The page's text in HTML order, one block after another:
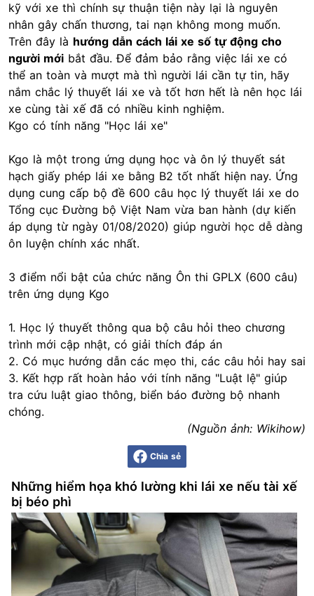
kỹ với xe thì chính sự thuận tiện này lại là nguyên
nhân gây chấn thương, tai nạn không mong muốn.
Trên đây là hướng dẫn cách lái xe số tự động cho
người mới bắt đầu. Để đảm bảo rằng việc lái xe có
thể an toàn và mượt mà thì người lái cần tự tin, hãy
nắm chắc lý thuyết lái xe và tốt hơn hết là nên học lái
xe cùng tài xế đã có nhiều kinh nghiệm.
Kgo có tính năng "Học lái xe"
Kgo là một trong ứng dụng học và ôn lý thuyết sát
hạch giấy phép lái xe bằng B2 tốt nhất hiện nay. Ứng
dụng cung cấp bộ đề 600 câu học lý thuyết lái xe do
Tổng cục Đường bộ Việt Nam vừa ban hành (dự kiến
áp dụng từ ngày 01/08/2020) giúp người học dễ dàng
ôn luyện chính xác nhất.
3 điểm nổi bật của chức năng Ôn thi GPLX (600 câu)
trên ứng dụng Kgo
1. Học lý thuyết thông qua bộ câu hỏi theo chương
trình mới cập nhật, có giải thích đáp án
2. Có mục hướng dẫn các mẹo thi, các câu hỏi hay sai
3. Kết hợp rất hoàn hảo với tính năng "Luật lệ" giúp
tra cứu luật giao thông, biển báo đường bộ nhanh
chóng.
(Nguồn ảnh: Wikihow)
Chia sẻ
Những hiểm họa khó lường khi lái xe nếu tài xế
bị béo phì